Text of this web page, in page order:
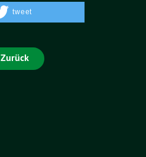
tweet
Zurück